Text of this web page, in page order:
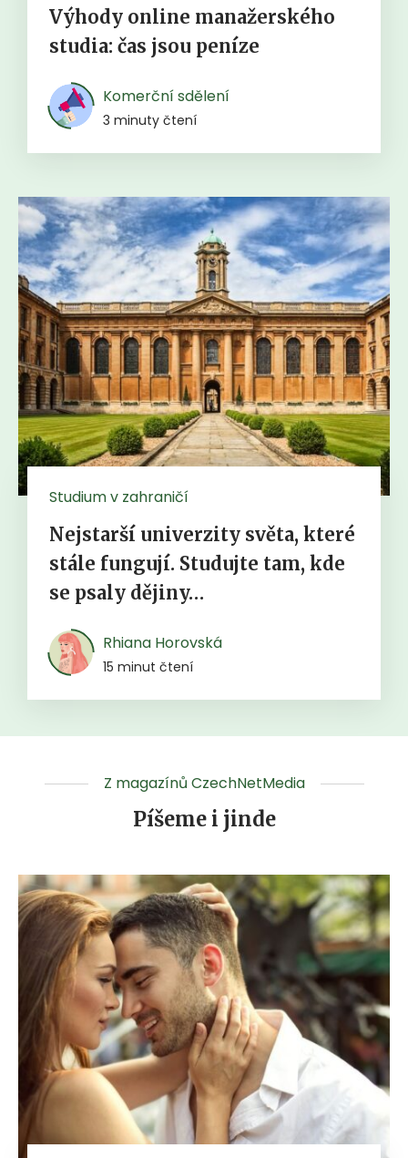
Výhody online manažerského
studia: čas jsou peníze
Komerční sdělení
3 minuty čtení
Studium v zahraničí
Nejstarší univerzity světa, které
stále fungují. Studujte tam, kde
se psaly dějiny…
Rhiana Horovská
15 minut čtení
Z magazínů CzechNetMedia
Píšeme i jinde